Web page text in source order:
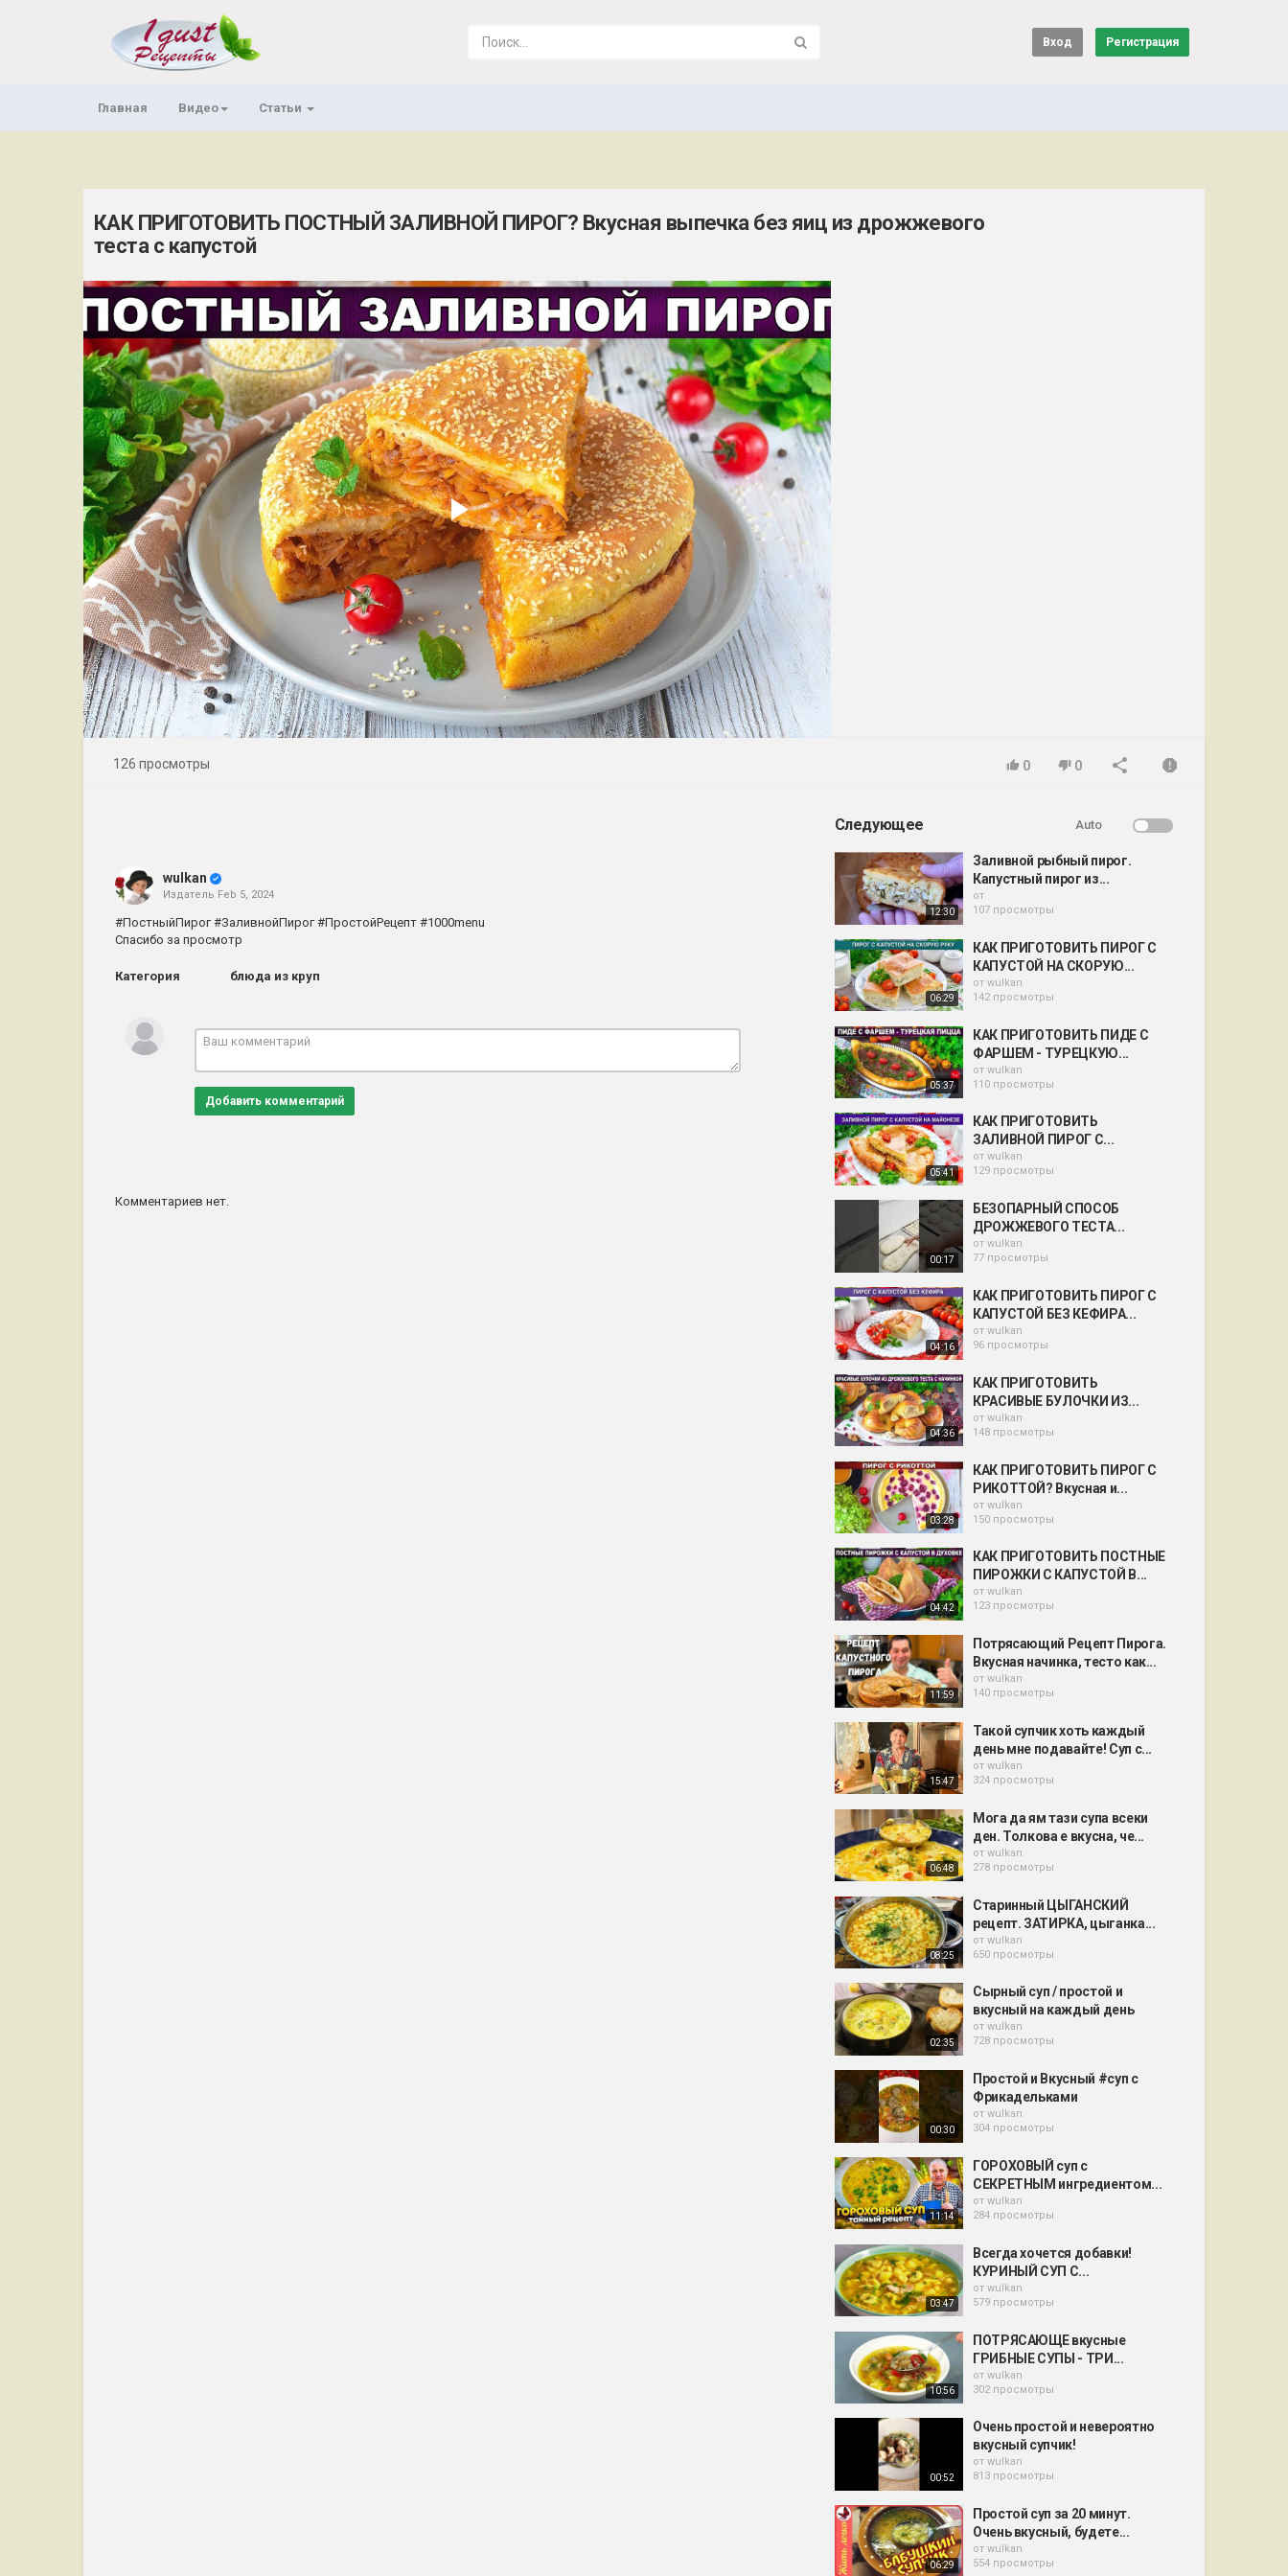
Вход Регистрация
Главная Видео Статьи
КАК ПРИГОТОВИТЬ ПОСТНЫЙ ЗАЛИВНОЙ ПИРОГ? Вкусная выпечка без яиц из дрожжевого
теста с капустой
Play
Video
126 просмотры 0 0
wulkan
Издатель Feb 5, 2024
#ПостныйПирог #ЗаливнойПирог #ПростойРецепт #1000menu
Спасибо за просмотр
Категория блюда из круп
Добавить комментарий
Комментариев нет.
Следующее Auto
12:30
Заливной рыбный пирог.
Капустный пирог из...
от
107 просмотры
06:29
КАК ПРИГОТОВИТЬ ПИРОГ С
КАПУСТОЙ НА СКОРУЮ...
от wulkan
142 просмотры
05:37
КАК ПРИГОТОВИТЬ ПИДЕ С
ФАРШЕМ - ТУРЕЦКУЮ...
от wulkan
110 просмотры
05:41
КАК ПРИГОТОВИТЬ
ЗАЛИВНОЙ ПИРОГ С...
от wulkan
129 просмотры
00:17
БЕЗОПАРНЫЙ СПОСОБ
ДРОЖЖЕВОГО ТЕСТА...
от wulkan
77 просмотры
04:16
КАК ПРИГОТОВИТЬ ПИРОГ С
КАПУСТОЙ БЕЗ КЕФИРА...
от wulkan
96 просмотры
04:36
КАК ПРИГОТОВИТЬ
КРАСИВЫЕ БУЛОЧКИ ИЗ...
от wulkan
148 просмотры
03:28
КАК ПРИГОТОВИТЬ ПИРОГ С
РИКОТТОЙ? Вкусная и...
от wulkan
150 просмотры
04:42
КАК ПРИГОТОВИТЬ ПОСТНЫЕ
ПИРОЖКИ С КАПУСТОЙ В...
от wulkan
123 просмотры
11:59
Потрясающий Рецепт Пирога.
Вкусная начинка, тесто как...
от wulkan
140 просмотры
15:47
Такой супчик хоть каждый
день мне подавайте! Суп с...
от wulkan
324 просмотры
06:48
Мога да ям тази супа всеки
ден. Толкова е вкусна, че...
от wulkan
278 просмотры
08:25
Старинный ЦЫГАНСКИЙ
рецепт. ЗАТИРКА, цыганка...
от wulkan
650 просмотры
02:35
Сырный суп / простой и
вкусный на каждый день
от wulkan
728 просмотры
00:30
Простой и Вкусный #суп с
Фрикадельками
от wulkan
304 просмотры
11:14
ГОРОХОВЫЙ суп с
СЕКРЕТНЫМ ингредиентом...
от wulkan
284 просмотры
03:47
Всегда хочется добавки!
КУРИНЫЙ СУП С...
от wulkan
579 просмотры
10:56
ПОТРЯСАЮЩЕ вкусные
ГРИБНЫЕ СУПЫ - ТРИ...
от wulkan
302 просмотры
00:52
Очень простой и невероятно
вкусный супчик!
от wulkan
813 просмотры
06:29
Простой суп за 20 минут.
Очень вкусный, будете...
от wulkan
554 просмотры